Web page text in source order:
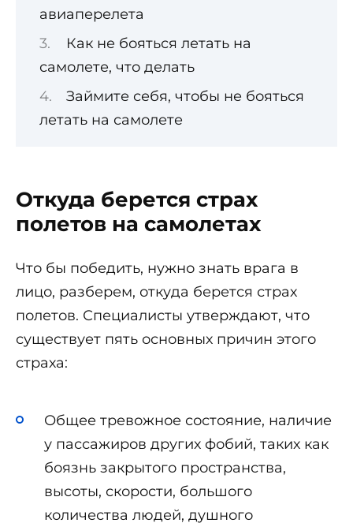
авиаперелета
Как не бояться летать на
самолете, что делать
Займите себя, чтобы не бояться
летать на самолете
Откуда берется страх
полетов на самолетах
Что бы победить, нужно знать врага в
лицо, разберем, откуда берется страх
полетов. Специалисты утверждают, что
существует пять основных причин этого
страха:
Общее тревожное состояние, наличие
у пассажиров других фобий, таких как
боязнь закрытого пространства,
высоты, скорости, большого
количества людей, душного